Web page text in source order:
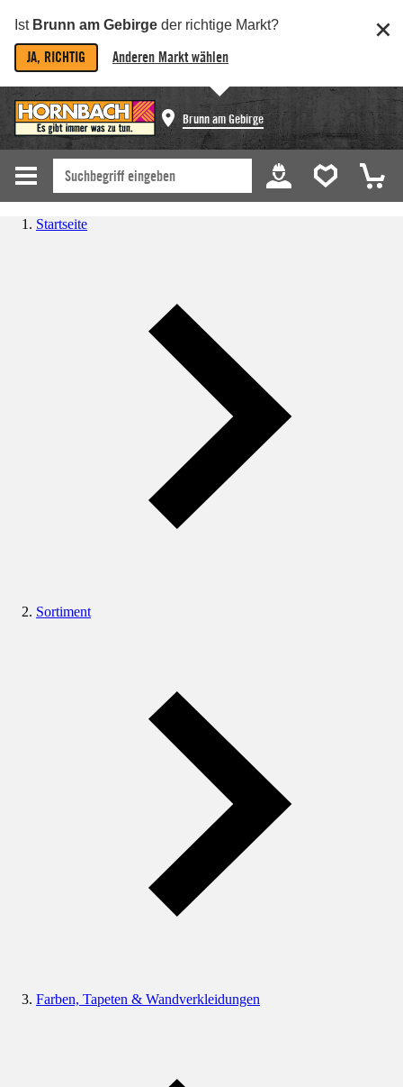
Ist Brunn am Gebirge der richtige Markt?
JA, RICHTIG Anderen Markt wählen
Brunn am Gebirge
Startseite
Sortiment
Farben, Tapeten & Wandverkleidungen